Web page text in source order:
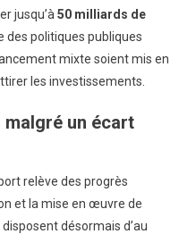
jusqu’à 50 milliards de
des politiques publiques
mixte soient mis en
les investissements.
malgré un écart
relève des progrès
et la mise en œuvre de
désormais d’au